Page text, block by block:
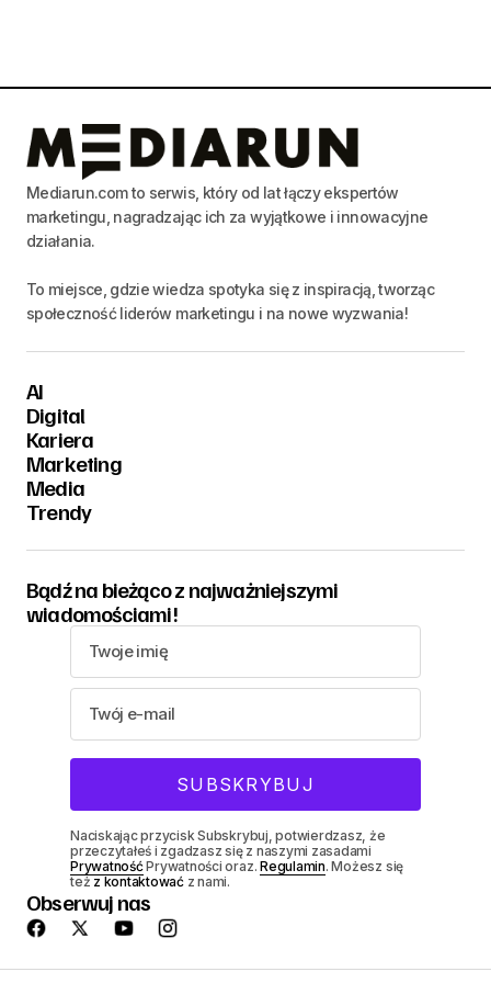
Mediarun.com to serwis, który od lat łączy ekspertów
marketingu, nagradzając ich za wyjątkowe i innowacyjne
działania.
To miejsce, gdzie wiedza spotyka się z inspiracją, tworząc
społeczność liderów marketingu i na nowe wyzwania!
AI
Digital
Kariera
Marketing
Media
Trendy
Bądź na bieżąco z najważniejszymi
wiadomościami!
Naciskając przycisk Subskrybuj, potwierdzasz, że
przeczytałeś i zgadzasz się z naszymi zasadami
PrywatnośćPrywatności oraz.Regulamin. Możesz się
też z kontaktowaćz nami.
Obserwuj nas